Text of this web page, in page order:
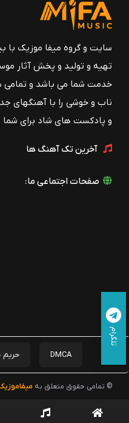
گلو بند
عرفان طهماسبی
Vay Agar
عرفان طهماسبی
( Live version).mp3
عرفان طهماسبی
Najla
عرفان طهماسبی
Kojaei
Parseh.mp3
Khodahafez.mp3
Che Konam.mp3
Shaghayegh.mp3
عرفان طهماسبی
تهیه و تولید و پخش آثار
خدمت شما می باشد و تمامی
ناب و خوشی را با آهنگهای
و پادکست های شاد برای شما
آخرین تک آهنگ ها
صفحات اجتماعی ما:
DMCA
© تمامی حقوق متعلق به
تلگرام